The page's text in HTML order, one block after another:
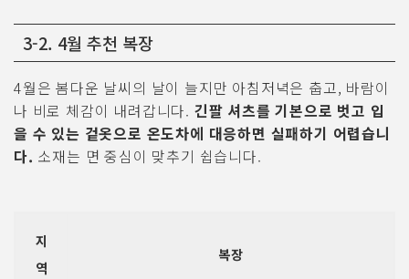
3-2. 4월 추천 복장
4월은 봄다운 날씨의 날이 늘지만 아침저녁은 춥고, 바람이
나 비로 체감이 내려갑니다. 긴팔 셔츠를 기본으로 벗고 입
을 수 있는 겉옷으로 온도차에 대응하면 실패하기 어렵습니
다. 소재는 면 중심이 맞추기 쉽습니다.
지
역
복장